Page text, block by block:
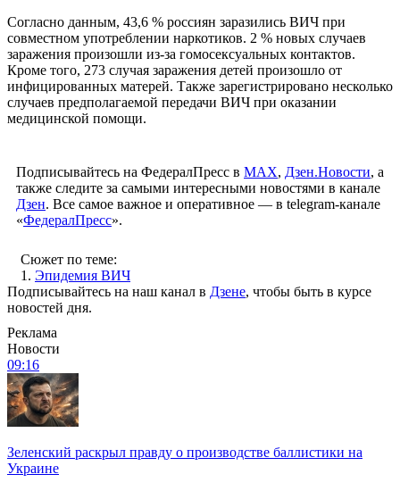
Согласно данным, 43,6 % россиян заразились ВИЧ при
совместном употреблении наркотиков. 2 % новых случаев
заражения произошли из-за гомосексуальных контактов.
Кроме того, 273 случая заражения детей произошло от
инфицированных матерей. Также зарегистрировано несколько
случаев предполагаемой передачи ВИЧ при оказании
медицинской помощи.
Подписывайтесь на ФедералПресс в МАХ, Дзен.Новости, а
также следите за самыми интересными новостями в канале
Дзен. Все самое важное и оперативное — в telegram-канале
«ФедералПресс».
Сюжет по теме:
1. Эпидемия ВИЧ
Подписывайтесь на наш канал в Дзене, чтобы быть в курсе
новостей дня.
Реклама
Новости
09:16
Зеленский раскрыл правду о производстве баллистики на
Украине